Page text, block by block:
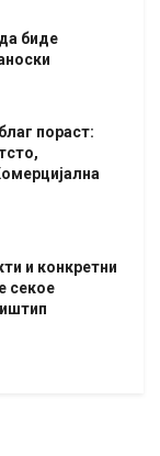
биде
пораст:
и конкретни
секое